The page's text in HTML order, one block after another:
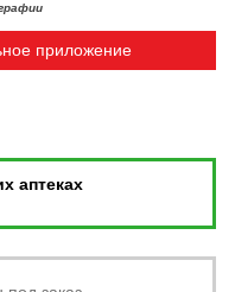
приложение
аптеках